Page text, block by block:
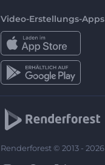
Video-Erstellungs-Apps
Renderforest © 2013 - 2026